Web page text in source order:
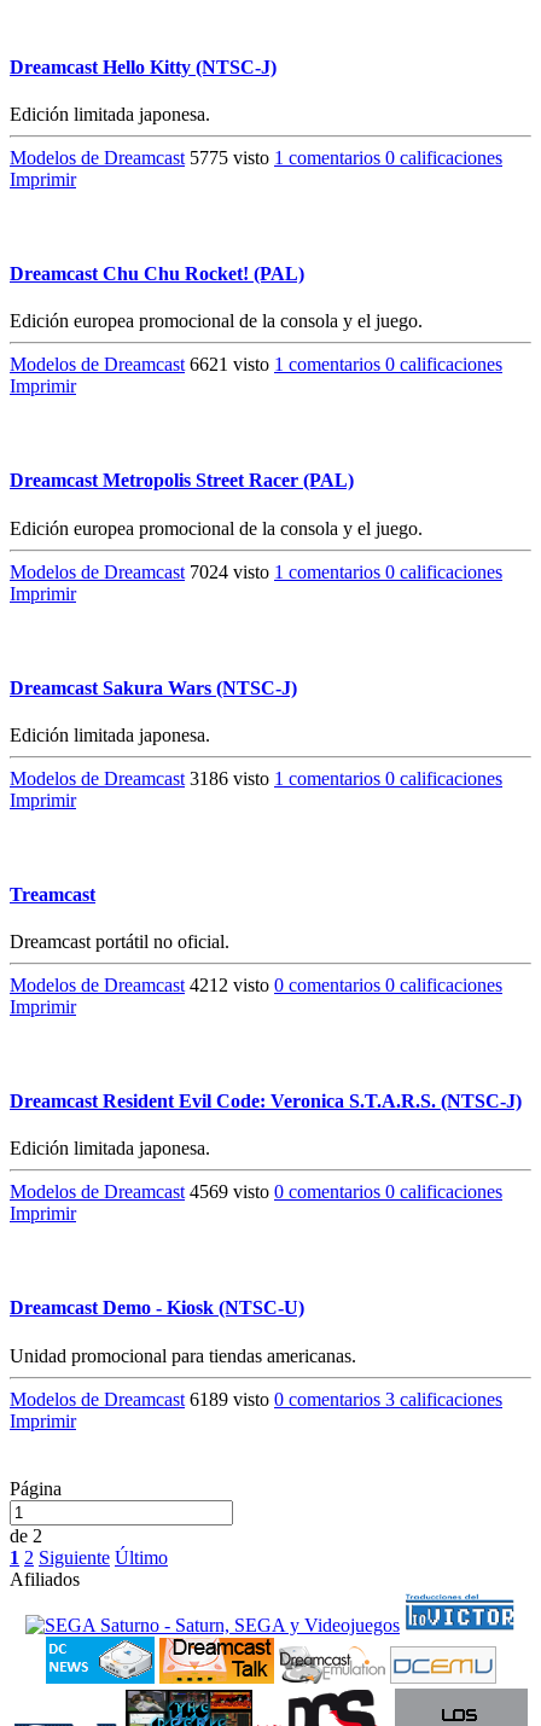
Dreamcast Hello Kitty (NTSC-J)
Edición limitada japonesa.
Modelos de Dreamcast 5775 visto 1 comentarios 0 calificaciones
Imprimir
Dreamcast Chu Chu Rocket! (PAL)
Edición europea promocional de la consola y el juego.
Modelos de Dreamcast 6621 visto 1 comentarios 0 calificaciones
Imprimir
Dreamcast Metropolis Street Racer (PAL)
Edición europea promocional de la consola y el juego.
Modelos de Dreamcast 7024 visto 1 comentarios 0 calificaciones
Imprimir
Dreamcast Sakura Wars (NTSC-J)
Edición limitada japonesa.
Modelos de Dreamcast 3186 visto 1 comentarios 0 calificaciones
Imprimir
Treamcast
Dreamcast portátil no oficial.
Modelos de Dreamcast 4212 visto 0 comentarios 0 calificaciones
Imprimir
Dreamcast Resident Evil Code: Veronica S.T.A.R.S. (NTSC-J)
Edición limitada japonesa.
Modelos de Dreamcast 4569 visto 0 comentarios 0 calificaciones
Imprimir
Dreamcast Demo - Kiosk (NTSC-U)
Unidad promocional para tiendas americanas.
Modelos de Dreamcast 6189 visto 0 comentarios 3 calificaciones
Imprimir
Página
de 2
1 2 Siguiente Último
Afiliados